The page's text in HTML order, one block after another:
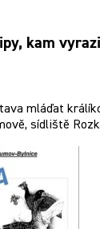
kam
mláďat
sídliště